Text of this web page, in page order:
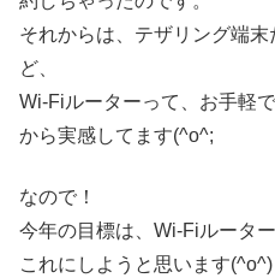
それからは、テザリング端
ど、
Wi-Fiルーターって、お手軽
から実感してます(^o^;
なので！
今年の目標は、Wi-Fiルータ
これにしようと思います(^o^)